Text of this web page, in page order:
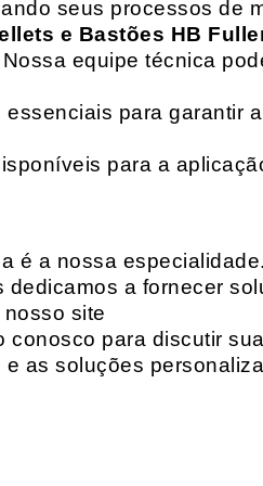
seus processos de
e Bastões HB
equipe técnica
para garantir a
para a
é a nossa especialidade.
a fornecer
site
conosco para discutir
as soluções